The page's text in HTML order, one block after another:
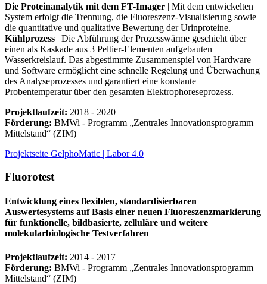
Die Proteinanalytik mit dem FT-Imager | Mit dem entwickelten
System erfolgt die Trennung, die Fluoreszenz-Visualisierung sowie
die quantitative und qualitative Bewertung der Urinproteine.
Kühlprozess | Die Abführung der Prozesswärme geschieht über
einen als Kaskade aus 3 Peltier-Elementen aufgebauten
Wasserkreislauf. Das abgestimmte Zusammenspiel von Hardware
und Software ermöglicht eine schnelle Regelung und Überwachung
des Analyseprozesses und garantiert eine konstante
Probentemperatur über den gesamten Elektrophoreseprozess.
Projektlaufzeit: 2018 - 2020
Förderung: BMWi ‐ Programm „Zentrales Innovationsprogramm
Mittelstand“ (ZIM)
Projektseite GelphoMatic | Labor 4.0
Fluorotest
Entwicklung eines flexiblen, standardisierbaren
Auswertesystems auf Basis einer neuen Fluoreszenzmarkierung
für funktionelle, bildbasierte, zelluläre und weitere
molekularbiologische Testverfahren
Projektlaufzeit: 2014 - 2017
Förderung: BMWi ‐ Programm „Zentrales Innovationsprogramm
Mittelstand“ (ZIM)